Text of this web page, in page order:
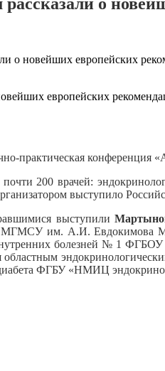
о новейших европейских
европейских
практическая
200 врачей:
выступило
выступили
им. А.И. Евдокимова
болезней № 1
ФГБУ «НМИЦ